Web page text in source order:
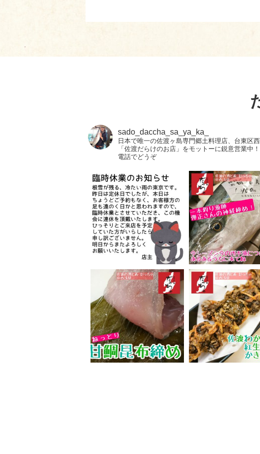
sado_daccha_sa_ya_ka_
日本で唯一の佐渡ヶ島専門郷土料理店、台東区
「佐渡だらけのお店」をモットーに鋭意営業中！
電話でどうぞ